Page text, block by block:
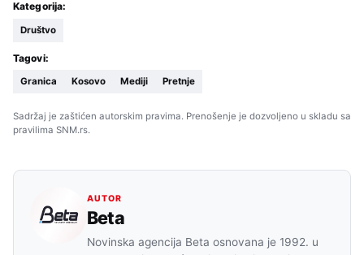
Kategorija:
Društvo
Tagovi:
Granica Kosovo Mediji Pretnje
Sadržaj je zaštićen autorskim pravima. Prenošenje je dozvoljeno u skladu sa
pravilima SNM.rs.
AUTOR
Beta
Novinska agencija Beta osnovana je 1992. u